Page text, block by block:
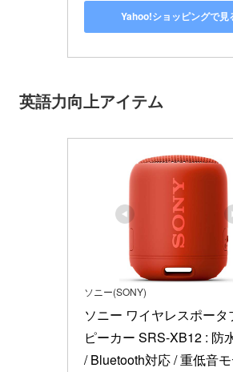
Yahoo!ショッピングで見
英語力向上アイテム
ソニー(SONY)
ソニー ワイヤレスポータ
ピーカー SRS-XB12 : 防
/ Bluetooth対応 / 重低音